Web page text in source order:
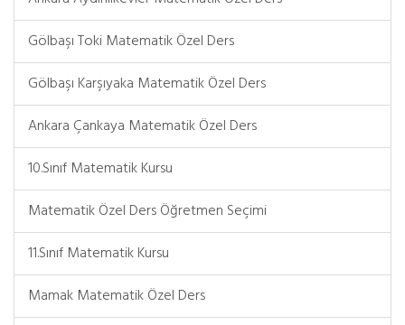
Gölbaşı Toki Matematik Özel Ders
Gölbaşı Karşıyaka Matematik Özel Ders
Ankara Çankaya Matematik Özel Ders
10.Sınıf Matematik Kursu
Matematik Özel Ders Öğretmen Seçimi
11.Sınıf Matematik Kursu
Mamak Matematik Özel Ders